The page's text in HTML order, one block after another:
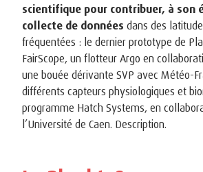
scientifique pour contribuer, à son
collecte de données dans des
fréquentées : le dernier prototype de
FairScope, un flotteur Argo en
une bouée dérivante SVP avec Météo-
différents capteurs physiologiques et
programme Hatch Systems, en
l’Université de Caen. Description.